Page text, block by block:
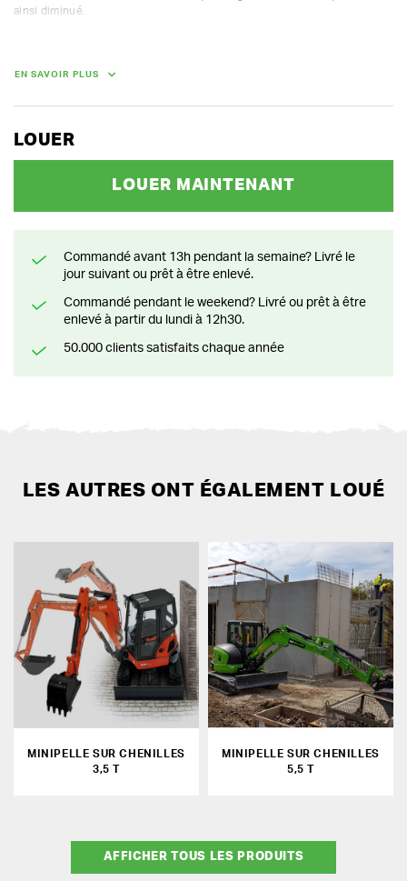
ainsi diminué.
- Avec Detex 6 couches en Kevlar breveté
Propriétés
- Anti-coupure jusqu'à une vitesse de 20 m/s
EN SAVOIR PLUS
LOUER
LOUER MAINTENANT
Commandé avant 13h pendant la semaine? Livré le
jour suivant ou prêt à être enlevé.
Commandé pendant le weekend? Livré ou prêt à être
enlevé à partir du lundi à 12h30.
50.000 clients satisfaits chaque année
LES AUTRES ONT ÉGALEMENT LOUÉ
MINIPELLE SUR CHENILLES
3,5 T
MINIPELLE SUR CHENILLES
5,5 T
AFFICHER TOUS LES PRODUITS